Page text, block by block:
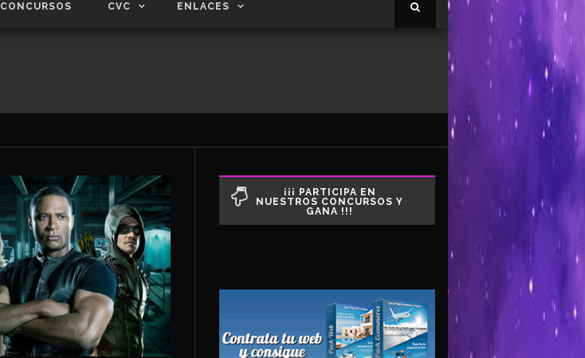
CONCURSOS CVC ENLACES
¡¡¡ PARTICIPA EN
NUESTROS CONCURSOS Y
GANA !!!